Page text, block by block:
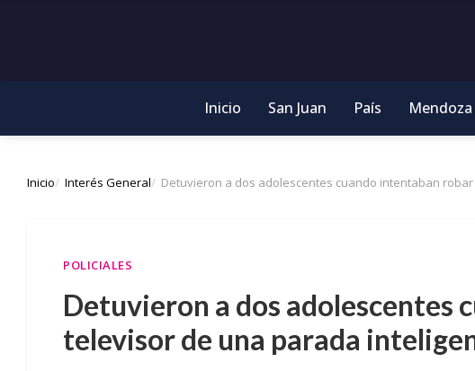
Inicio San Juan País Mendoza
Inicio Interés General Detuvieron a dos adolescentes cuando intentaban
POLICIALES
Detuvieron a dos adolescentes
televisor de una parada